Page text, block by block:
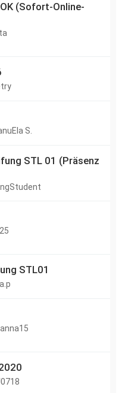
(Sofort-Online-
S.
STL 01 (Präsenz
STL01